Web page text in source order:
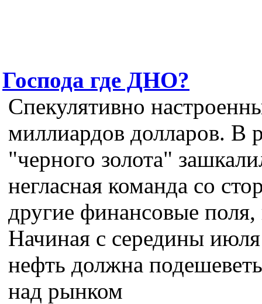
Господа где ДНО?
Спекулятивно
миллиардов долларов. В
"черного золота"
негласная команда со
другие финансовые
Начиная с середины
нефть должна
над рынком